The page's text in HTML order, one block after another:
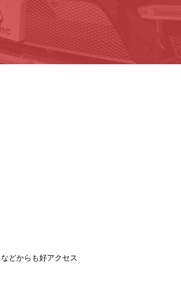
どからも好アクセス